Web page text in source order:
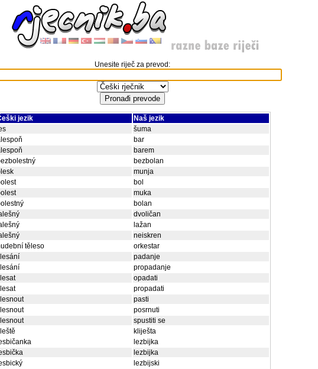
Unesite riječ za prevod:
jezik
Naš jezik
šuma
bar
barem
bezbolan
munja
bol
muka
bolan
dvoličan
lažan
neiskren
těleso
orkestar
padanje
propadanje
opadati
propadati
pasti
posrnuti
spustiti se
kliješta
lezbijka
lezbijka
lezbijski